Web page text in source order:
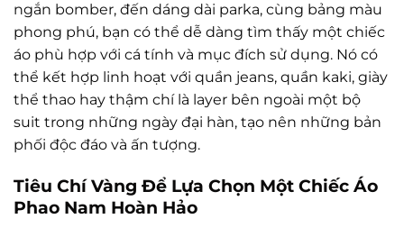
ngắn bomber, đến dáng dài parka, cùng bảng màu
phong phú, bạn có thể dễ dàng tìm thấy một chiếc
áo phù hợp với cá tính và mục đích sử dụng. Nó có
thể kết hợp linh hoạt với quần jeans, quần kaki, giày
thể thao hay thậm chí là layer bên ngoài một bộ
suit trong những ngày đại hàn, tạo nên những bản
phối độc đáo và ấn tượng.
Tiêu Chí Vàng Để Lựa Chọn Một Chiếc Áo
Phao Nam Hoàn Hảo